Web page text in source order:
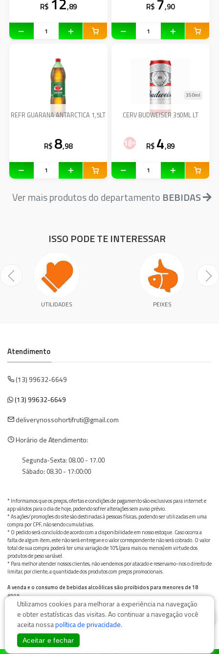
R$ ,89 R$ ,90
REFR GUARANA ANTARCTICA 1,5LT
R$ 8,98
CERV BUDWEISER 350ML LT
350ml
R$ 4,89
Ver mais produtos do departamento BEBIDAS
ISSO PODE TE INTERESSAR
UTILIDADES PEIXES
Atendimento
(13) 99632-6649
(13) 99632-6649
deliverynossohortifruti@gmail.com
Horário de Atendimento:
Segunda-Sexta: 08.00 - 17.00
Sábado: 08.30 - 17:00:00
* Informamos que os preços, ofertas e condições de pagamento são exclusivos para internet e
app válidos para o dia de hoje, podendo sofrer alterações sem aviso prévio.
* As ações/promoções do site são destinadas à pessoas físicas, podendo ser utilizadas em uma
compra por CPF, não sendo cumulativas.
* O pedido será concluído de acordo com a disponibilidade em nosso estoque. Caso ocorra a
falta de algum item, este não será entregue e o valor correspondente não será cobrado. O valor
total de sua compra poderá ter uma variação de 10% (para mais ou menos) em virtude dos
produtos de peso variável.
* Para melhor atender nossos clientes, não vendemos por atacado e reservamo-nos o direito de
limitar, por cliente, a quantidade dos produtos com preços promocionais.
A venda e o consumo de bebidas alcoólicas são proibidos para menores de 18
anos.
Bebida alcoólica pode causar dependência química e, em excesso, provoca graves males à saúde.
Beba com moderação
Utilizamos cookies para melhorar a experiência na navegação
e obter estatísticas das visitas. Ao continuar a navegação você
aceita nossapolítica de privacidade.
Aceitar e fechar